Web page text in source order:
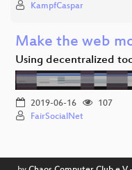
KampfCaspar
Make the web
Using decentralized
2019-06-16
107
FairSocialNet